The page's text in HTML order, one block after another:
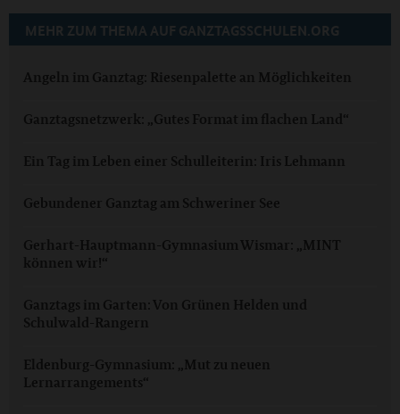
MEHR ZUM THEMA AUF GANZTAGSSCHULEN.ORG
Angeln im Ganztag: Riesenpalette an Möglichkeiten
Ganztagsnetzwerk: „Gutes Format im flachen Land“
Ein Tag im Leben einer Schulleiterin: Iris Lehmann
Gebundener Ganztag am Schweriner See
Gerhart-Hauptmann-Gymnasium Wismar: „MINT
können wir!“
Ganztags im Garten: Von Grünen Helden und
Schulwald-Rangern
Eldenburg-Gymnasium: „Mut zu neuen
Lernarrangements“